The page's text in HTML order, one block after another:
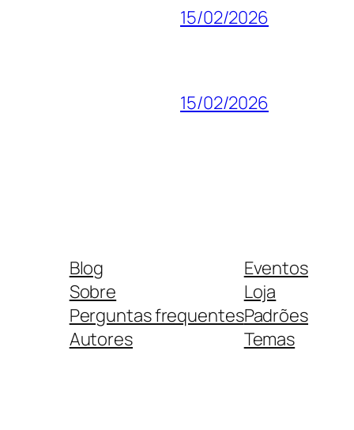
15/02/2026
15/02/2026
Blog
Sobre
Perguntas frequentes
Autores
Eventos
Loja
Padrões
Temas